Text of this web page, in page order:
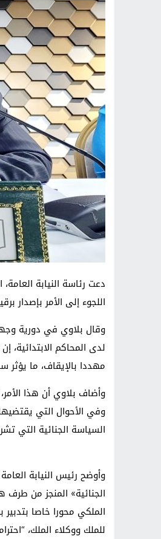
دعت رئاسة النيابة
اللجوء إلى الأمر بإصدار
لدى المحاكم
مهددا بالإيقاف، ما يؤثر
وأضاف بلاوي أن هذا
وفي الأحوال التي
السياسة الجنائية التي
وأوضح رئيس النيابة
الجنائية» المنجز من طرف
الملكي محورا خاصا
للملك ووكلاء الملك،